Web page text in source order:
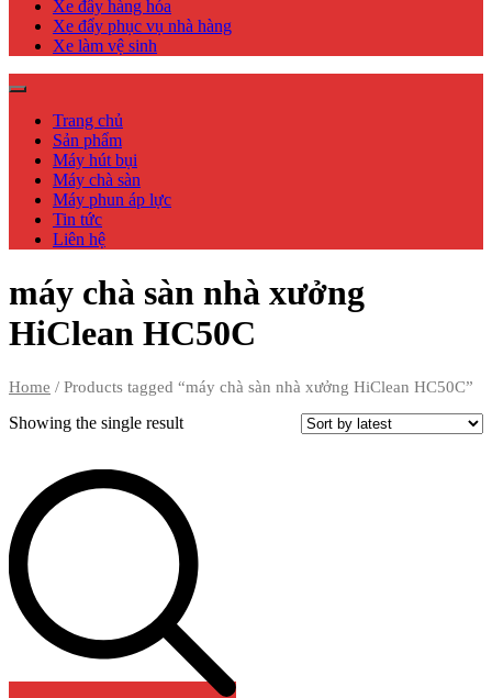
Xe đẩy hàng hóa
Xe đẩy phục vụ nhà hàng
Xe làm vệ sinh
Trang chủ
Sản phẩm
Máy hút bụi
Máy chà sàn
Máy phun áp lực
Tin tức
Liên hệ
máy chà sàn nhà xưởng
HiClean HC50C
Home / Products tagged “máy chà sàn nhà xưởng HiClean HC50C”
Showing the single result